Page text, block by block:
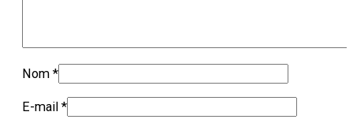
Nom *
E-mail *